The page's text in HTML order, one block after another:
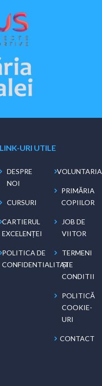
LINK-URI UTILE
DESPRE
NOI
CURSURI
CARTIERUL
EXCELENȚEI
POLITICA DE
CONFIDENTIALITATE
PRIMĂRIA
COPIILOR
JOB DE
VIITOR
TERMENI
ȘI
CONDITII
POLITICĂ
COOKIE-
URI
CONTACT